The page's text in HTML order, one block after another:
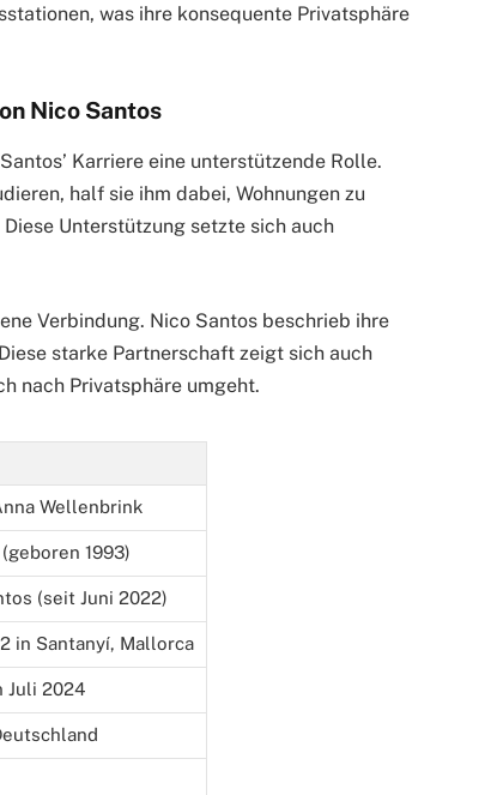
was ihre konsequente Privatsphäre
Nico Santos
Karriere eine unterstützende Rolle.
half sie ihm dabei, Wohnungen zu
Unterstützung setzte sich auch
Verbindung. Nico Santos beschrieb ihre
starke Partnerschaft zeigt sich auch
nach Privatsphäre umgeht.
Wellenbrink
(geboren 1993)
(seit Juni 2022)
in Santanyí, Mallorca
Juli 2024